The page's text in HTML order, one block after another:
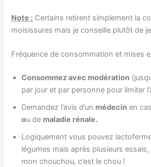
Note : Certains retirent simplement la
moisissures mais je conseille plutôt de
Fréquence de consommation et mises
Consommez avec modération
par jour et par personne pour limiter
Demandez l’avis d’un médecin en
ou de maladie rénale.
Logiquement vous pouvez
légumes mais après plusieurs
mon chouchou, c’est le chou !